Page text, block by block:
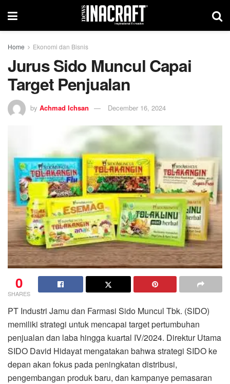
Home Ekonomi dan Bisnis
Jurus Sido Muncul Capai
Target Penjualan
by Achmad Ichsan December 16, 2024
0
SHARES
PT Industri Jamu dan Farmasi Sido Muncul Tbk. (SIDO)
memiliki strategi untuk mencapai target pertumbuhan
penjualan dan laba hingga kuartal IV/2024. Direktur Utama
SIDO David Hidayat mengatakan bahwa strategi SIDO ke
depan akan fokus pada peningkatan distribusi,
pengembangan produk baru, dan kampanye pemasaran